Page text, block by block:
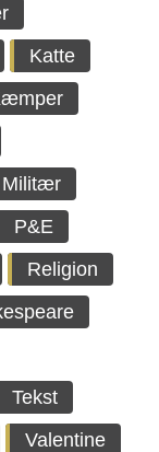
Katte
Militær
P&E
Religion
Tekst
Valentine